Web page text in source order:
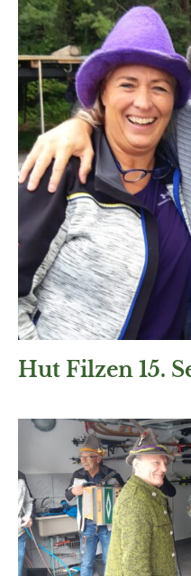
Hut Filzen 15.